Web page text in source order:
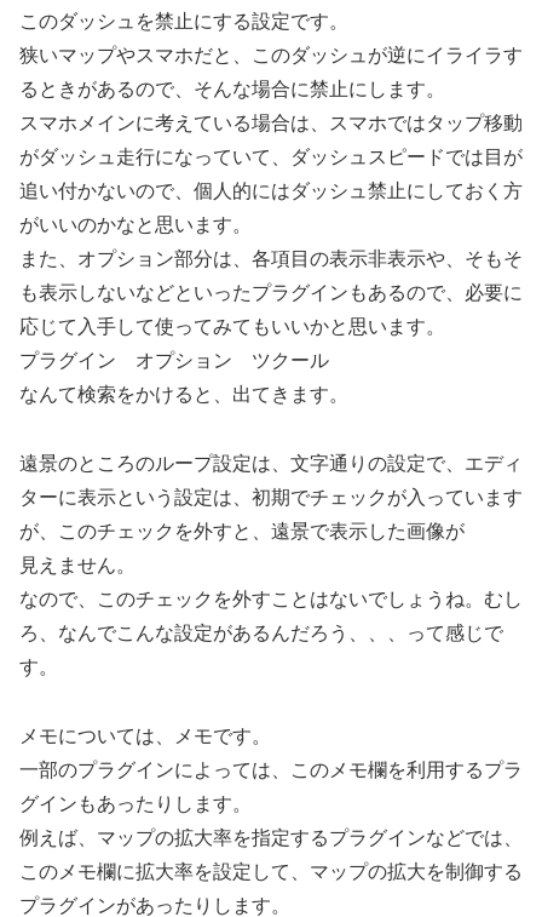
このダッシュを禁止にする設定です。
狭いマップやスマホだと、このダッシュが逆にイライラす
るときがあるので、そんな場合に禁止にします。
スマホメインに考えている場合は、スマホではタップ移動
がダッシュ走行になっていて、ダッシュスピードでは目が
追い付かないので、個人的にはダッシュ禁止にしておく方
がいいのかなと思います。
また、オプション部分は、各項目の表示非表示や、そもそ
も表示しないなどといったプラグインもあるので、必要に
応じて入手して使ってみてもいいかと思います。
プラグイン オプション ツクール
なんて検索をかけると、出てきます。
遠景のところのループ設定は、文字通りの設定で、エディ
ターに表示という設定は、初期でチェックが入っています
が、このチェックを外すと、遠景で表示した画像が
見えません。
なので、このチェックを外すことはないでしょうね。むし
ろ、なんでこんな設定があるんだろう、、、って感じで
す。
メモについては、メモです。
一部のプラグインによっては、このメモ欄を利用するプラ
グインもあったりします。
例えば、マップの拡大率を指定するプラグインなどでは、
このメモ欄に拡大率を設定して、マップの拡大を制御する
プラグインがあったりします。